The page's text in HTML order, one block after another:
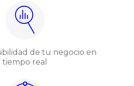
de tu negocio en
tiempo real